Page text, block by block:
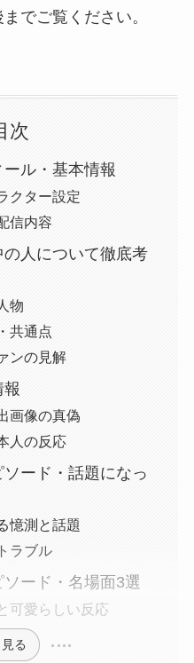
でご覧ください。
次
ル・基本情報
クター設定
信内容
人について徹底考
物
共通点
ンの見解
画像の真偽
人の反応
ード・話題になっ
憶測と話題
ラブル
ード・名場面3選
可愛らしい反応
る